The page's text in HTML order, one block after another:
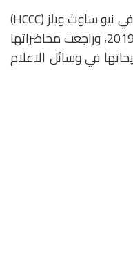
أجرت لجنة شكاوى الرعاية الصحية في نيو ساوث ويلز (HCCC)
تحقيقاً شاملاً في ممارساتها عام 2019، وراجعت محاضراتها
في وسائل الاعلام